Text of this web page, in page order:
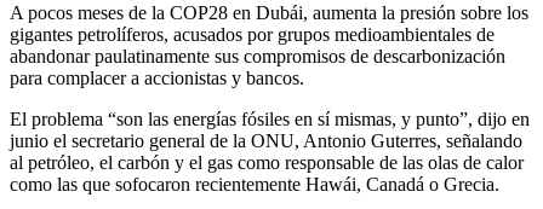
A pocos meses de la COP28 en Dubái, aumenta la presión sobre los
gigantes petrolíferos, acusados por grupos medioambientales de
abandonar paulatinamente sus compromisos de descarbonización
para complacer a accionistas y bancos.
El problema “son las energías fósiles en sí mismas, y punto”, dijo en
junio el secretario general de la ONU, Antonio Guterres, señalando
al petróleo, el carbón y el gas como responsable de las olas de calor
como las que sofocaron recientemente Hawái, Canadá o Grecia.